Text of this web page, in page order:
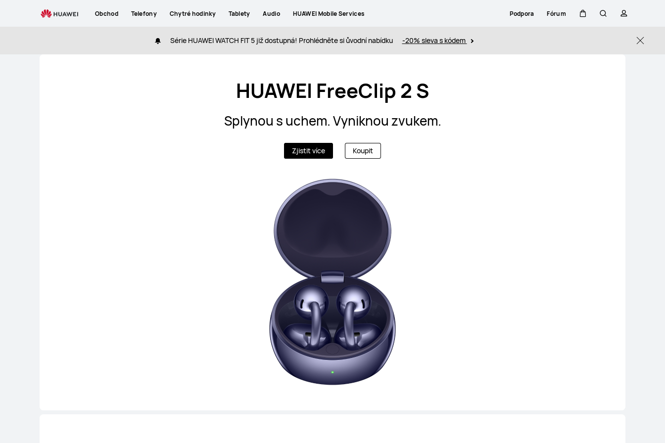
Obchod Telefony Chytré hodinky Tablety Audio HUAWEI Mobile Services Podpora Fórum
Série HUAWEI WATCH FIT 5 již dostupná! Prohlédněte si ůvodní nabídku -20% sleva s kódem Close
HUAWEI FreeClip 2 S
Splynou s uchem. Vyniknou zvukem.
Zjistit více Koupit